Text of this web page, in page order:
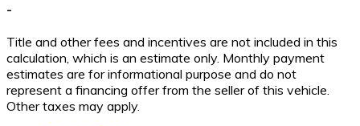
-
Title and other fees and incentives are not included in this
calculation, which is an estimate only. Monthly payment
estimates are for informational purpose and do not
represent a financing offer from the seller of this vehicle.
Other taxes may apply.